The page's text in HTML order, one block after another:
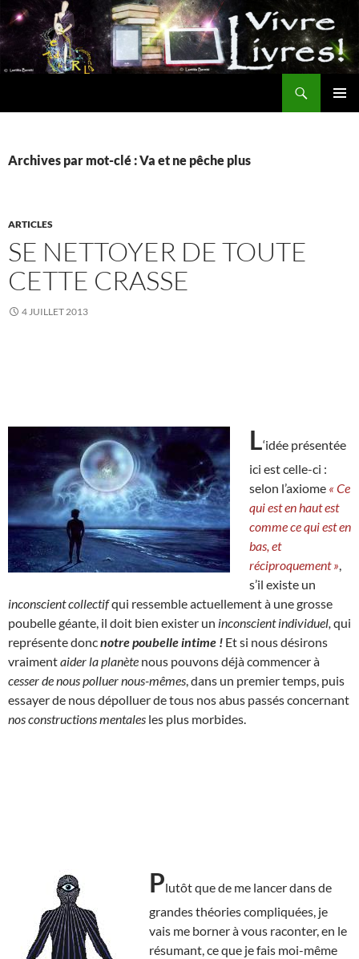
Aller
au
contenu
Archives par mot-clé : Va et ne pêche plus
ARTICLES
SE NETTOYER DE TOUTE
CETTE CRASSE
4 JUILLET 2013
L‘idée présentée
ici est celle-ci :
selon l’axiome « Ce
qui est en haut est
comme ce qui est en
bas, et
réciproquement »
s’il existe un
inconscient collectifqui ressemble actuellement à une grosse
poubelle géante, il doit bien exister un inconscient individuel, qui
représente doncnotre poubelle intime ! Et si nous désirons
vraimentaider la planète nous pouvons déjà commencer à
cesser de nous polluer nous-mêmes , dans un premier temps, puis
essayer de nous dépolluer de tous nos abus passés concernant
nos constructions mentales les plus morbides.
Plutôt que de me lancer dans de
grandes théories compliquées, je
vais me borner à vous raconter, en le
résumant, ce que je fais moi-même